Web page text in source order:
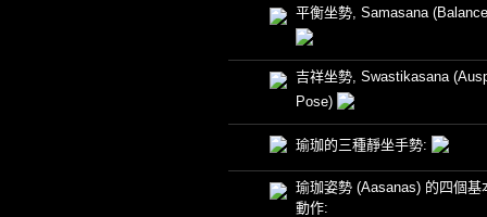
平衡坐勢, Samasana
吉祥坐勢, Swastikasana
Pose)
瑜珈的三種靜坐手勢:
瑜珈姿勢 (Aasanas) 的四個基
動作: